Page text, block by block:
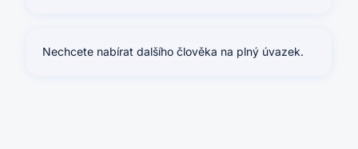
Nechcete nabírat dalšího člověka na plný úvazek.